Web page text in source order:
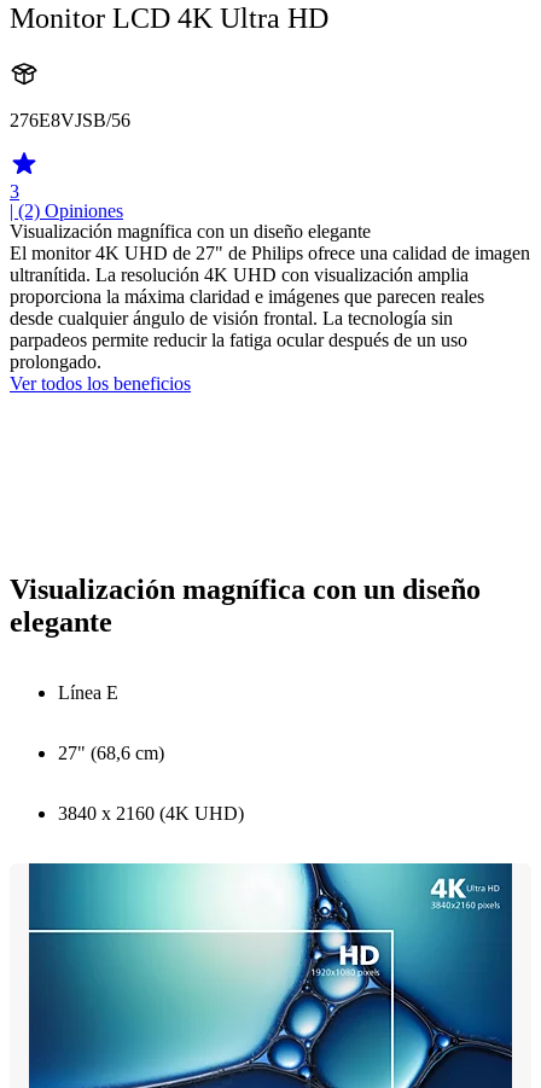
Monitor LCD 4K Ultra HD
276E8VJSB/56
3
| (2) Opiniones
Visualización magnífica con un diseño elegante
El monitor 4K UHD de 27" de Philips ofrece una calidad de imagen
ultranítida. La resolución 4K UHD con visualización amplia
proporciona la máxima claridad e imágenes que parecen reales
desde cualquier ángulo de visión frontal. La tecnología sin
parpadeos permite reducir la fatiga ocular después de un uso
prolongado.
Ver todos los beneficios
Visualización magnífica con un diseño
elegante
Línea E
27" (68,6 cm)
3840 x 2160 (4K UHD)